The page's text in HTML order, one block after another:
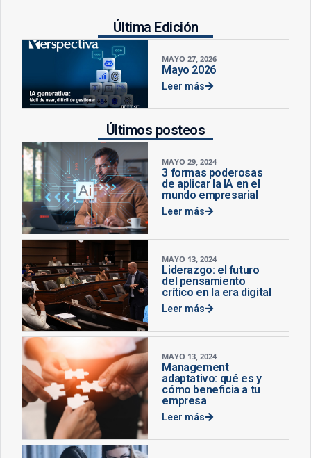
Última Edición
MAYO 27, 2026
Mayo 2026
Leer más
Últimos posteos
MAYO 29, 2024
3 formas poderosas
de aplicar la IA en el
mundo empresarial
Leer más
MAYO 13, 2024
Liderazgo: el futuro
del pensamiento
crítico en la era digital
Leer más
MAYO 13, 2024
Management
adaptativo: qué es y
cómo beneficia a tu
empresa
Leer más